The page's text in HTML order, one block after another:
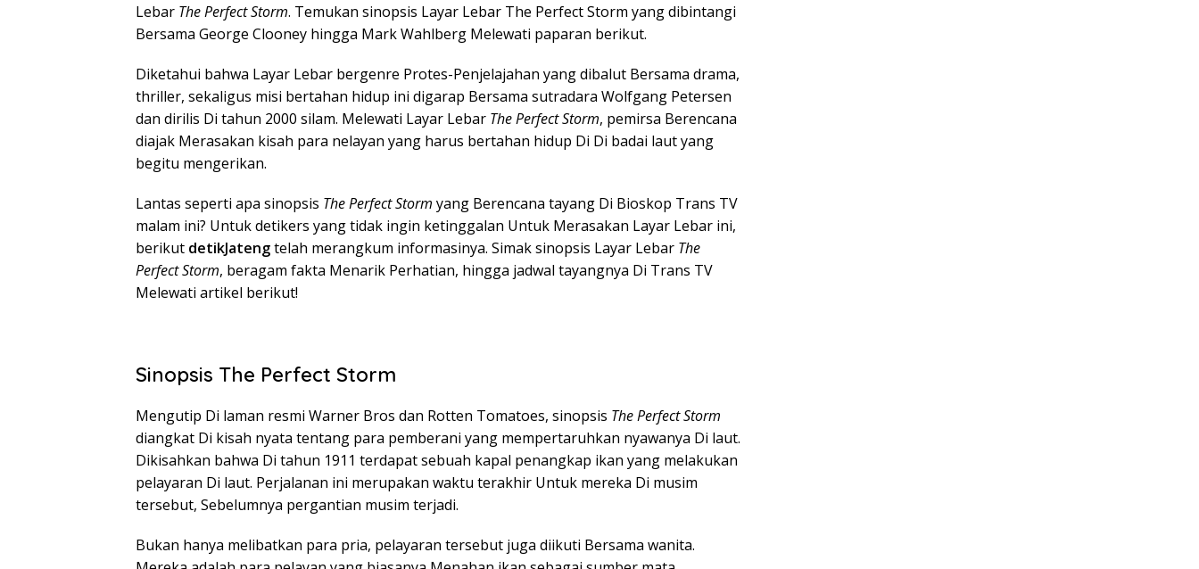
Lebar The Perfect Storm. Temukan sinopsis Layar Lebar The Perfect Storm yang dibintangi
Bersama George Clooney hingga Mark Wahlberg Melewati paparan berikut.
Diketahui bahwa Layar Lebar bergenre Protes-Penjelajahan yang dibalut Bersama drama,
thriller, sekaligus misi bertahan hidup ini digarap Bersama sutradara Wolfgang Petersen
dan dirilis Di tahun 2000 silam. Melewati Layar Lebar The Perfect Storm, pemirsa Berencana
diajak Merasakan kisah para nelayan yang harus bertahan hidup Di Di badai laut yang
begitu mengerikan.
Lantas seperti apa sinopsis The Perfect Storm yang Berencana tayang Di Bioskop Trans TV
malam ini? Untuk detikers yang tidak ingin ketinggalan Untuk Merasakan Layar Lebar ini,
berikut detikJatengtelah merangkum informasinya. Simak sinopsis Layar Lebar The
Perfect Storm, beragam fakta Menarik Perhatian, hingga jadwal tayangnya Di Trans TV
Melewati artikel berikut!
Sinopsis The Perfect Storm
Mengutip Di laman resmi Warner Bros dan Rotten Tomatoes, sinopsis The Perfect Storm
diangkat Di kisah nyata tentang para pemberani yang mempertaruhkan nyawanya Di laut.
Dikisahkan bahwa Di tahun 1911 terdapat sebuah kapal penangkap ikan yang melakukan
pelayaran Di laut. Perjalanan ini merupakan waktu terakhir Untuk mereka Di musim
tersebut, Sebelumnya pergantian musim terjadi.
Bukan hanya melibatkan para pria, pelayaran tersebut juga diikuti Bersama wanita.